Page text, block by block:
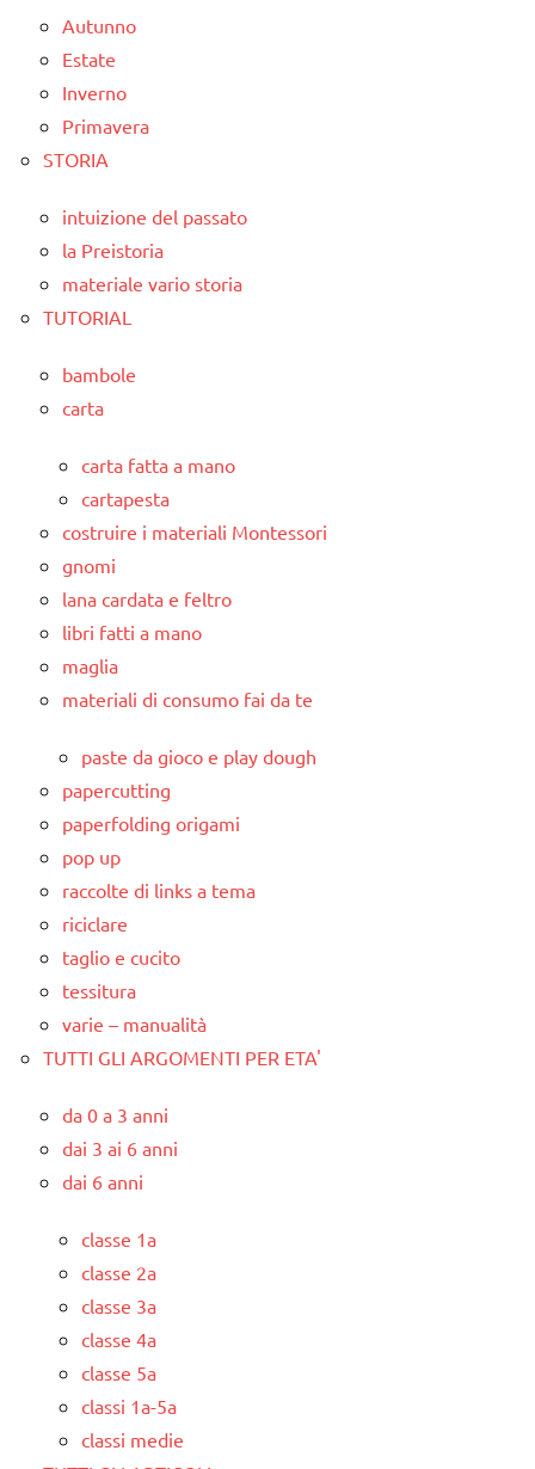
Autunno
Estate
Inverno
Primavera
STORIA
intuizione del passato
la Preistoria
materiale vario storia
TUTORIAL
bambole
carta
carta fatta a mano
cartapesta
costruire i materiali Montessori
gnomi
lana cardata e feltro
libri fatti a mano
maglia
materiali di consumo fai da te
paste da gioco e play dough
papercutting
paperfolding origami
pop up
raccolte di links a tema
riciclare
taglio e cucito
tessitura
varie – manualità
TUTTI GLI ARGOMENTI PER ETA'
da 0 a 3 anni
dai 3 ai 6 anni
dai 6 anni
classe 1a
classe 2a
classe 3a
classe 4a
classe 5a
classi 1a-5a
classi medie